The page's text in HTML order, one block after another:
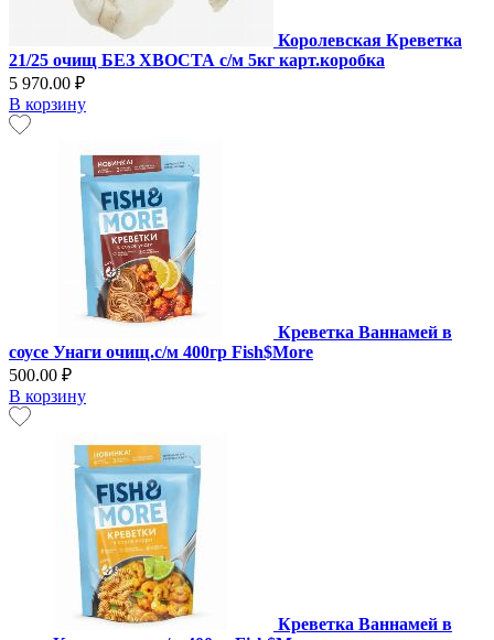
Королевская Креветка
21/25 очищ БЕЗ ХВОСТА с/м 5кг карт.коробка
5 970.00 ₽
В корзину
Креветка Ваннамей в
соусе Унаги очищ.с/м 400гр Fish$More
500.00 ₽
В корзину
Креветка Ваннамей в